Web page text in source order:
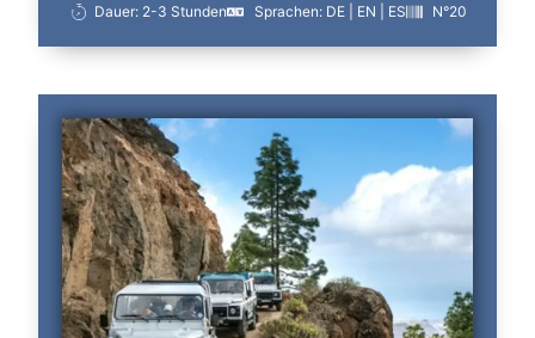
Dauer: 2-3 Stunden Sprachen: DE | EN | ES N°20